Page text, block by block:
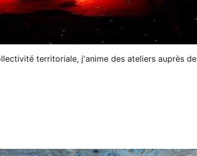
territoriale, j'anime des ateliers auprès